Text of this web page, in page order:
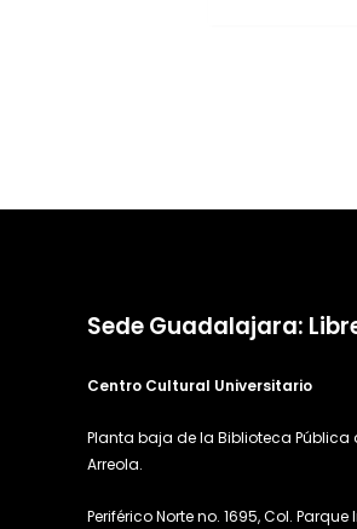
Sede Guadalajara:
Centro Cultural Universitario
Planta baja de la Biblioteca
Arreola.
Periférico Norte no. 1695, Col.